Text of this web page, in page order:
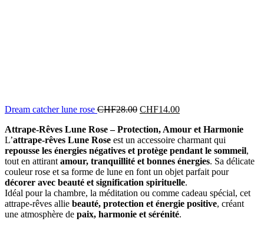
Dream catcher lune rose CHF28.00 CHF14.00
Attrape-Rêves Lune Rose – Protection, Amour et Harmonie
L’attrape-rêves Lune Rose est un accessoire charmant qui
repousse les énergies négatives et protège pendant le sommeil,
tout en attirantamour, tranquillité et bonnes énergies. Sa délicate
couleur rose et sa forme de lune en font un objet parfait pour
décorer avec beauté et signification spirituelle.
Idéal pour la chambre, la méditation ou comme cadeau spécial, cet
attrape-rêves allie beauté, protection et énergie positive, créant
une atmosphère de paix, harmonie et sérénité.